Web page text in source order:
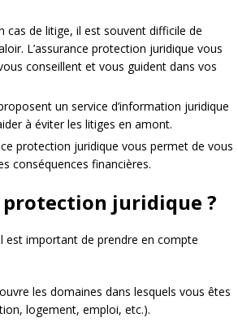
cas de litige, il est souvent difficile de
L’assurance protection juridique vous
conseillent et vous guident dans vos
un service d’information juridique
à éviter les litiges en amont.
protection juridique vous permet de vous
conséquences financières.
protection juridique ?
est important de prendre en compte
les domaines dans lesquels vous êtes
logement, emploi, etc.).